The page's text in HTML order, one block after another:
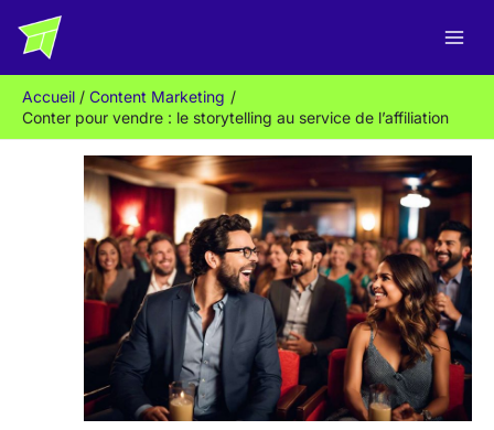
Accueil
Content Marketing
Conter pour vendre : le storytelling au service de l’affiliation
e
c
h
e